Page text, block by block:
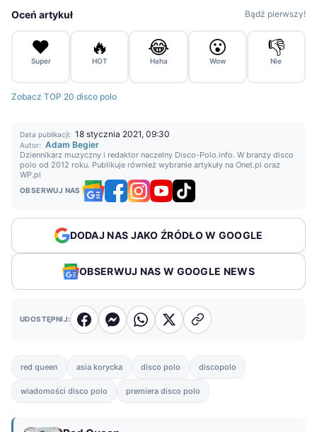
Oceń artykuł Bądź pierwszy!
❤️
Super
🔥
HOT
😂
Haha
😮
Wow
👎
Nie
Zobacz TOP 20 disco polo
Data publikacji: 18 stycznia 2021, 09:30
Autor: Adam Begier
Dziennikarz muzyczny i redaktor naczelny Disco-Polo.info. W branży disco
polo od 2012 roku. Publikuje również wybranie artykuły na Onet.pl oraz
WP.pl
OBSERWUJ NAS
DODAJ NAS JAKO ŹRÓDŁO W GOOGLE
OBSERWUJ NAS W GOOGLE NEWS
UDOSTĘPNIJ:
red queen asia korycka disco polo discopolo
wiadomości disco polo premiera disco polo